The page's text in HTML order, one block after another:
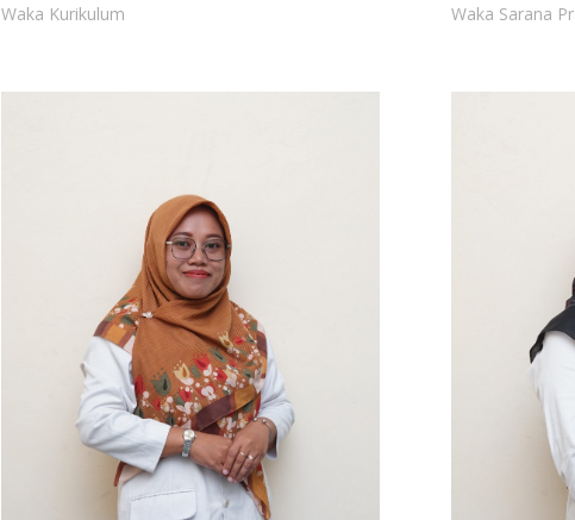
Waka Kurikulum Waka Sarana